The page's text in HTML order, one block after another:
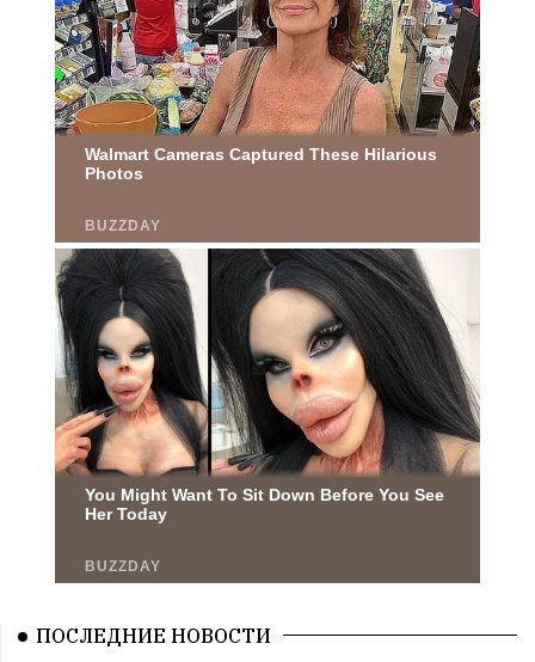
ПОСЛЕДНИЕ НОВОСТИ